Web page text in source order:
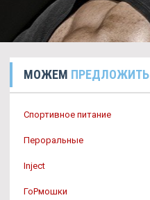
МОЖЕМ ПРЕДЛОЖИТЬ
Спортивное питание
Пероральные
Inject
ГоРмошки